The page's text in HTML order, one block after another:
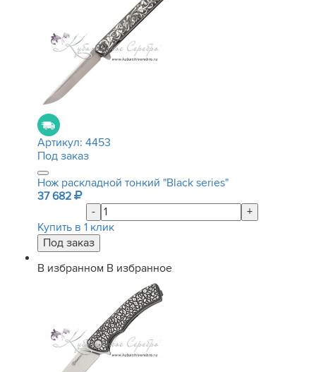
Артикул: 4453
Под заказ
Нож раскладной тонкий "Black series"
37 682
-
+
Купить в 1 клик
В избранном В избранное